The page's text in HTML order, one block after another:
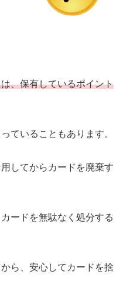
、保有しているポイント
ていることもあります。
してからカードを廃棄す
ードを無駄なく処分する
ら、安心してカードを捨